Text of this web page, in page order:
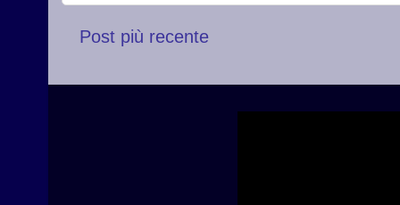
Post più recente